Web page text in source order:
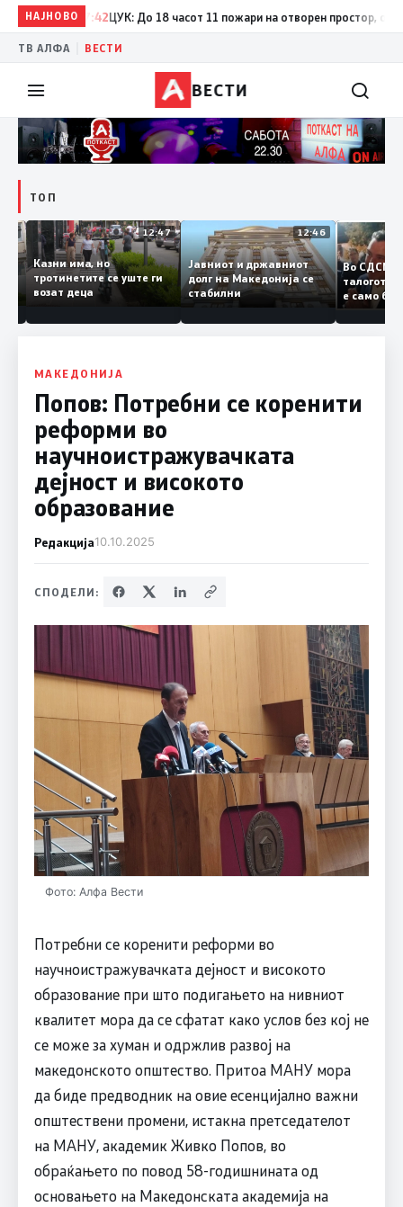
НАЈНОВО
17:42 ЦУК: До 18 часот 11 пожари на отворен простор, од кои
ТВ АЛФА ВЕСТИ
ВЕСТИ
ТОП
12:50
и
12:47
Казни има, но
тротинетите се уште ги
возат деца
12:46
Јавниот и државниот
долг на Македонија се
стабилни
Во
е само
копија
Заев
МАКЕДОНИЈА
Попов: Потребни се коренити
реформи во
научноистражувачката
дејност и високото
образование
Редакција10.10.2025
СПОДЕЛИ:
Фото: Алфа Вести
Потребни се коренити реформи во
научноистражувачката дејност и високото
образование при што подигањето на нивниот
квалитет мора да се сфатат како услов без кој не
се може за хуман и одржлив развој на
македонското општество. Притоа МАНУ мора
да биде предводник на овие есенцијално важни
општествени промени, истакна претседателот
на МАНУ, академик Живко Попов, во
обраќањето по повод 58-годишнината од
основањето на Македонската академија на